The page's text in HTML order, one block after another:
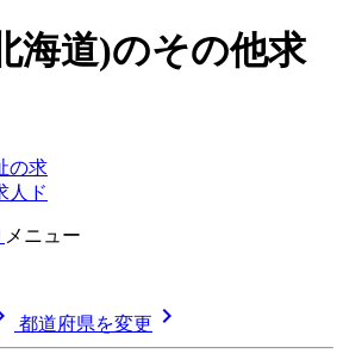
海道)のその他求
メニュー
都道府県を変更 